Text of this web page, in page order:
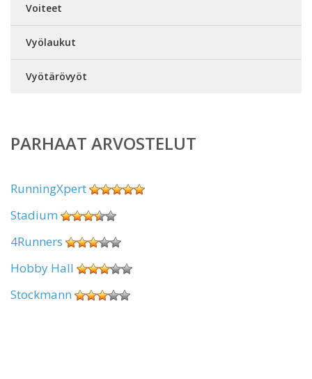
Voiteet
Vyölaukut
Vyötärövyöt
PARHAAT ARVOSTELUT
RunningXpert
Stadium
4Runners
Hobby Hall
Stockmann